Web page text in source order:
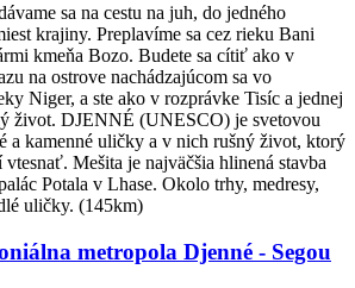
sa na cestu na juh, do jedného
krajiny. Preplavíme sa cez rieku Bani
kmeňa Bozo. Budete sa cítiť ako v
na ostrove nachádzajúcom sa vo
Niger, a ste ako v rozprávke Tisíc a jednej
život. DJENNÉ (UNESCO) je svetovou
a kamenné uličky a v nich rušný život, ktorý
Mešita je najväčšia hlinená stavba
Potala v Lhase. Okolo trhy, medresy,
uličky. (145km)
metropola Djenné - Segou